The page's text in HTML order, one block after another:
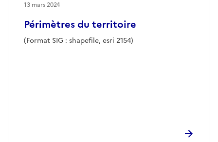
Périmètres du territoire
(Format SIG : shapefile, esri 2154)
13 mars 2024